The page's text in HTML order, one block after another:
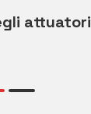
attuatori